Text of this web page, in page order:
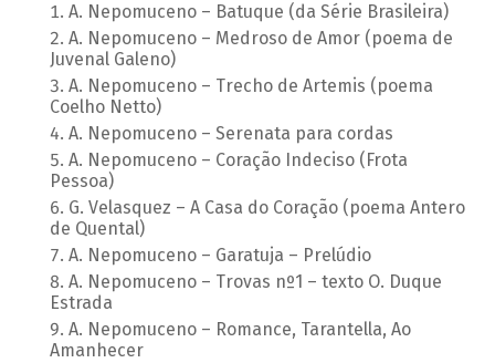
A. Nepomuceno – Batuque (da Série Brasileira)
A. Nepomuceno – Medroso de Amor (poema de
Juvenal Galeno)
A. Nepomuceno – Trecho de Artemis (poema
Coelho Netto)
A. Nepomuceno – Serenata para cordas
A. Nepomuceno – Coração Indeciso (Frota
Pessoa)
G. Velasquez – A Casa do Coração (poema Antero
de Quental)
A. Nepomuceno – Garatuja – Prelúdio
A. Nepomuceno – Trovas nº1 – texto O. Duque
Estrada
A. Nepomuceno – Romance, Tarantella, Ao
Amanhecer